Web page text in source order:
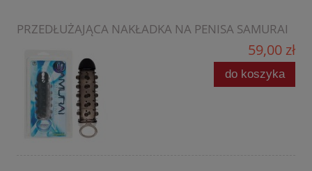
PRZEDŁUŻAJĄCA NAKŁADKA NA PENISA SAMURAI
59,00 zł
do koszyka